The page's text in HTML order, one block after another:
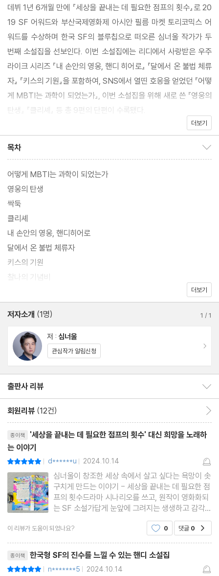
데뷔 1년 6개월 만에 『세상을 끝내는 데 필요한 점프의 횟수』로 20
19 SF 어워드와 부산국제영화제 아시안 필름 마켓 토리코믹스 어
워드를 수상하며 한국 SF의 블루칩으로 떠오른 심너울 작가가 두
번째 소설집을 선보인다. 이번 소설집에는 리디에서 사랑받은 우주
라이크 시리즈 『내 손안의 영웅, 핸디 히어로』 『달에서 온 불법 체류
자』 『키스의 기원』을 포함하여, SNS에서 열띤 호응을 얻었던 『어떻
게 MBTI는 과학이 되었는가』, 이번 소설집을 위해 새로 쓴 『영웅의
탄생』 『클리셰』 등 총 9편의 단편이 수록됐다.
까지 다양한 주제를 선보인 《세상을 끝내는 데 필요한 점프의 횟수》
는 상상력과 재미를 가져다준다. 특히, 2020년대 한국에서 빼놓을
수 없는 주제인 MBTI를 소재로 한 『어떻게 MBTI는 과학이 되었는
가』와 『영웅의 탄생』은 작금의 사회 현상을 블랙코미디로 그려냈다.
이 작품을 통해 그가 왜 MZ 세대의 대표 SF 작가 중 한 명인지 입증
한다. 2018년부터 2024년까지 총 6년 동안 쓴 작품을 읽다 보면
점점 변화하는 작가의 문체를 발견하는 재미도 느낄 수 있다.
더보기
목차
어떻게 MBTI는 과학이 되었는가
영웅의 탄생
싹둑
클리셰
내 손안의 영웅, 핸디히어로
달에서 온 불법 체류자
키스의 기원
찰나의 기념비
더보기
저자소개 (1명) 1 /1
저 : 심너울
관심작가 알림신청
출판사 리뷰
회원리뷰 (12건)
종이책
'세상을 끝내는 데 필요한 점프의 횟수' 대신 희망을 노래하
는 이야기
| d******u | 2024.10.14
심너울이 창조한 세상 속에서 살고 싶다는 욕망이 솟
구치게 만드는 이야기 - 세상을 끝내는 데 필요한 점
프의 횟수드라마 시나리오를 쓰고, 원작이 영화화되
는 SF 소설가답게 눈앞에 그려지는 생생하고 감각적
인 글로 독특하고도 엉뚱한 세상을 전하고 있다. 아
홉 편의 단편들로 구성된 소설집 ＜세상을 끝내는 데
필요한 점프의 횟수＞는 심너울 표 상상력을 세상에
각인시키기에 충분하
이 리뷰가 도움이 되었나요? 0 댓글 0
종이책 한국형 SF의 진수를 느낄 수 있는 핸디 소설집
| n*******5 | 2024.10.14